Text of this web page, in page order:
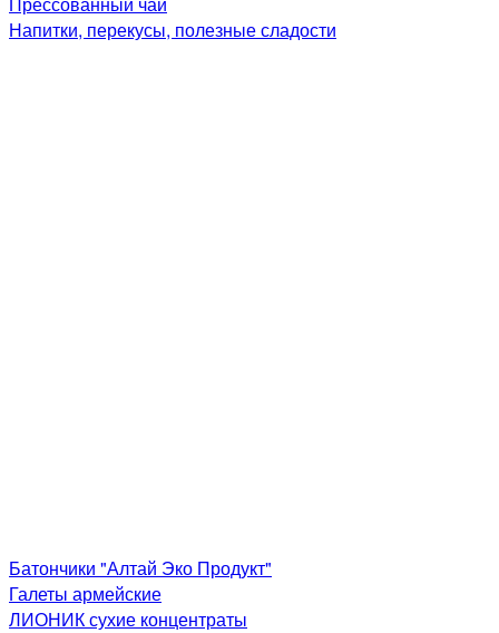
Напитки, перекусы, полезные сладости
Батончики "Алтай Эко Продукт"
Галеты армейские
ЛИОНИК сухие концентраты